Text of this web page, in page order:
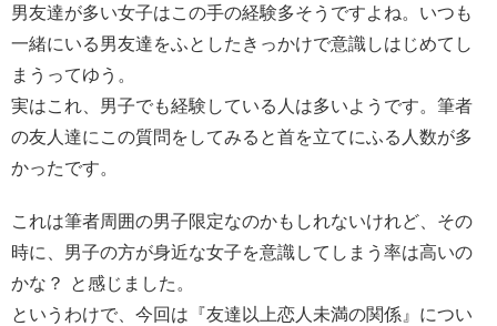
男友達が多い女子はこの手の経験多そうですよね。いつも
一緒にいる男友達をふとしたきっかけで意識しはじめてし
まうってゆう。
実はこれ、男子でも経験している人は多いようです。筆者
の友人達にこの質問をしてみると首を立てにふる人数が多
かったです。
これは筆者周囲の男子限定なのかもしれないけれど、その
時に、男子の方が身近な女子を意識してしまう率は高いの
かな？ と感じました。
というわけで、今回は『友達以上恋人未満の関係』につい